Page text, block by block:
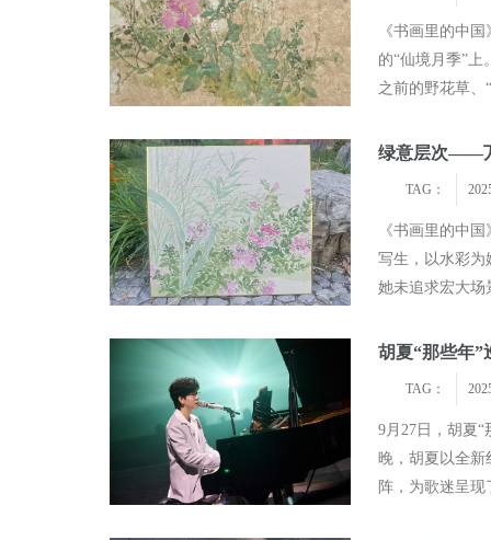
《书画里的中
的“仙境月季”
之前的野花草
绿意层次——
TAG：
《书画里的中
写生，以水彩为
她未追求宏大场
胡夏“那些年”
TAG：
9月27日，胡夏
晚，胡夏以全
阵，为歌迷呈